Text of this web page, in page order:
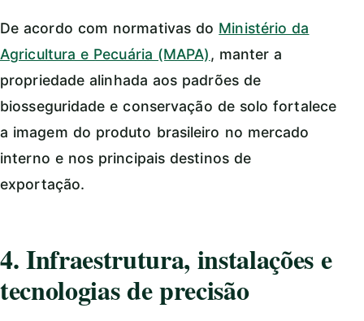
De acordo com normativas do Ministério da
Agricultura e Pecuária (MAPA), manter a
propriedade alinhada aos padrões de
biosseguridade e conservação de solo fortalece
a imagem do produto brasileiro no mercado
interno e nos principais destinos de
exportação.
4. Infraestrutura, instalações e
tecnologias de precisão